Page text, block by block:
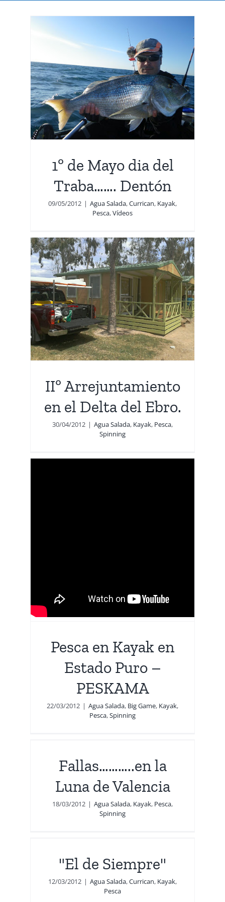
1º de Mayo dia del
Traba……. Dentón
09/05/2012 | Agua Salada,Currican, Kayak,
Pesca,Vídeos
IIº Arrejuntamiento
en el Delta del Ebro.
30/04/2012 | Agua Salada, Kayak, Pesca,
Spinning
Pesca en Kayak en
Estado Puro –
PESKAMA
22/03/2012 | Agua Salada, Big Game, Kayak,
Pesca,Spinning
Fallas………..en la
Luna de Valencia
18/03/2012 | Agua Salada, Kayak, Pesca,
Spinning
"El de Siempre"
12/03/2012 | Agua Salada,Currican, Kayak,
Pesca